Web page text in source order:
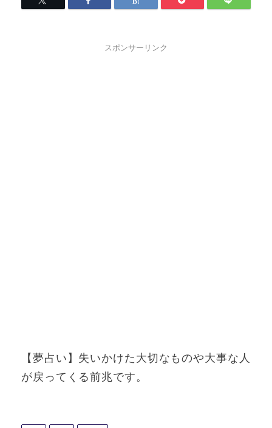
スポンサーリンク
【夢占い】失いかけた大切なものや大事な人
が戻ってくる前兆です。